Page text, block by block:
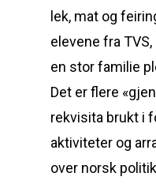
lek, mat og
elevene fra
en stor familie
Det er flere
rekvisita brukt i
aktiviteter og
over norsk